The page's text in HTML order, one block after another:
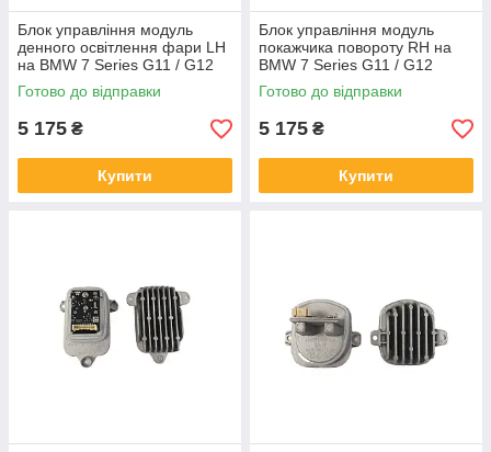
Блок управління модуль
денного освітлення фари LH
на BMW 7 Series G11 / G12
2019-2023 року
Готово до відправки
5 175 ₴
Купити
Блок управління модуль
покажчика повороту RH на
BMW 7 Series G11 / G12
2019-2023 року
Готово до відправки
5 175 ₴
Купити